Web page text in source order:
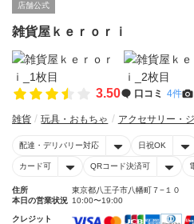
店舗公式
雑貨屋ｋｅｒｏｒｉ
3.50 口コミ 4件
雑貨 玩具・おもちゃ アクセサリー・
配達・デリバリー対応 日祝OK
カード可 QRコード決済可
住所
東京都八王子市八幡町７−１０
本日の営業状況 10:00〜19:00
クレジット